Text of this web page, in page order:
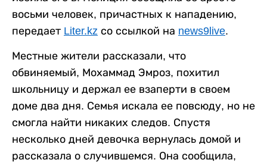
восьми человек, причастных к нападению,
передает Liter.kz со ссылкой на news9live.
Местные жители рассказали, что
обвиняемый, Мохаммад Эмроз, похитил
школьницу и держал ее взаперти в своем
доме два дня. Семья искала ее повсюду, но не
смогла найти никаких следов. Спустя
несколько дней девочка вернулась домой и
рассказала о случившемся. Она сообщила,